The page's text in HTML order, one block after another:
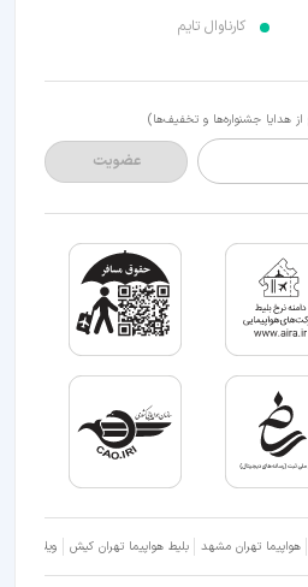
کارناوال تایم
از هدایا جشنواره‌ها و تخفیف‌ها)
عضویت
هواپیما تهران مشهد بلیط هواپیما تهران کیش ویلا شمال